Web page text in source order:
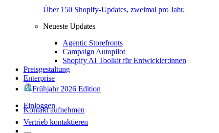
Über 150 Shopify-Updates, zweimal pro Jahr.
Neueste Updates
Agentic Storefronts
Campaign Autopilot
Shopify AI Toolkit für Entwickler:innen
Preisgestaltung
Enterprise
Frühjahr 2026 Edition
Einloggen
Kontakt aufnehmen
Vertrieb kontaktieren